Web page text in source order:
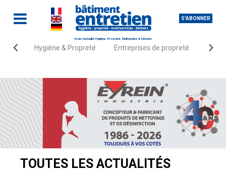
S'ABONNER
Toute l'actualité Hygiène, Propreté, Multiservice & Déchets
Hygiène & Propreté Entreprises de propreté
Accueil Actualités
TOUTES LES ACTUALITÉS